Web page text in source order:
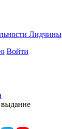
Лидчины
Войти
выданне